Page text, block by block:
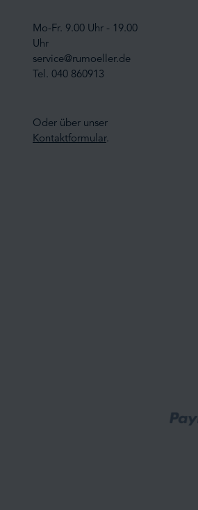
Mo-Fr. 9.00 Uhr - 19.00
Uhr
service@rumoeller.de
Tel. 040 860913
Oder über unser
Kontaktformular.